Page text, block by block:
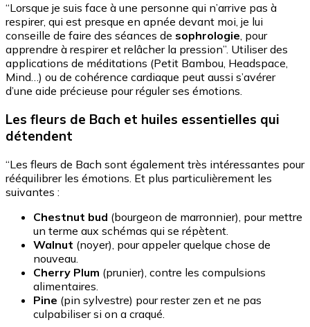
“Lorsque je suis face à une personne qui n’arrive pas à
respirer, qui est presque en apnée devant moi, je lui
conseille de faire des séances de sophrologie, pour
apprendre à respirer et relâcher la pression”. Utiliser des
applications de méditations (Petit Bambou, Headspace,
Mind…) ou de cohérence cardiaque peut aussi s’avérer
d’une aide précieuse pour réguler ses émotions.
Les fleurs de Bach et huiles essentielles qui
détendent
“Les fleurs de Bach sont également très intéressantes pour
rééquilibrer les émotions. Et plus particulièrement les
suivantes :
Chestnut bud (bourgeon de marronnier), pour mettre
un terme aux schémas qui se répètent.
Walnut (noyer), pour appeler quelque chose de
nouveau.
Cherry Plum (prunier), contre les compulsions
alimentaires.
Pine (pin sylvestre) pour rester zen et ne pas
culpabiliser si on a craqué.